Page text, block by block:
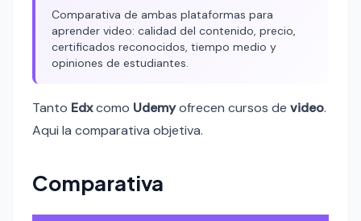
Comparativa de ambas plataformas para
aprender video: calidad del contenido, precio,
certificados reconocidos, tiempo medio y
opiniones de estudiantes.
Tanto Edxcomo Udemyofrecen cursos de video.
Aqui la comparativa objetiva.
Comparativa